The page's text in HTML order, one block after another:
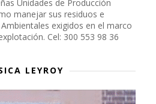
Unidades de Producción
manejar sus residuos e
exigidos en el marco
Cel: 300 553 98 36
LEYROY